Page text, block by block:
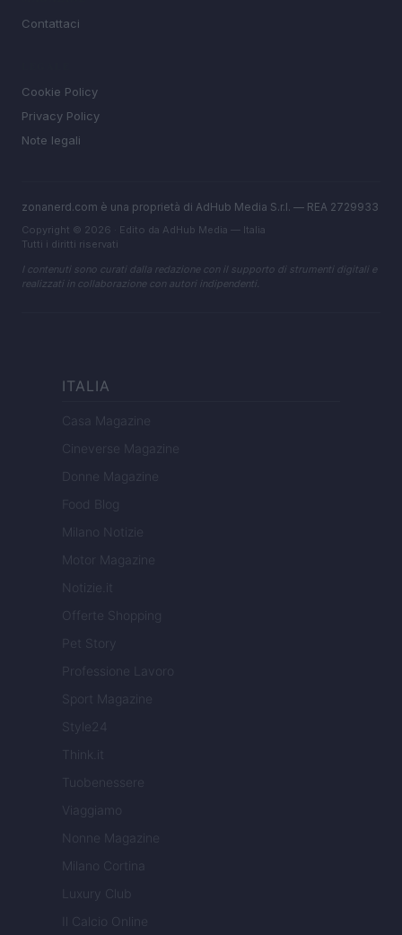
Contattaci
Cookie Policy
Privacy Policy
Note legali
zonanerd.com è una proprietà di AdHub Media S.r.l. — REA 2729933
Copyright © 2026 · Edito da AdHub Media — Italia
Tutti i diritti riservati
I contenuti sono curati dalla redazione con il supporto di strumenti digitali e
realizzati in collaborazione con autori indipendenti.
ITALIA
Casa Magazine
Cineverse Magazine
Donne Magazine
Food Blog
Milano Notizie
Motor Magazine
Notizie.it
Offerte Shopping
Pet Story
Professione Lavoro
Sport Magazine
Style24
Think.it
Tuobenessere
Viaggiamo
Nonne Magazine
Milano Cortina
Luxury Club
Il Calcio Online